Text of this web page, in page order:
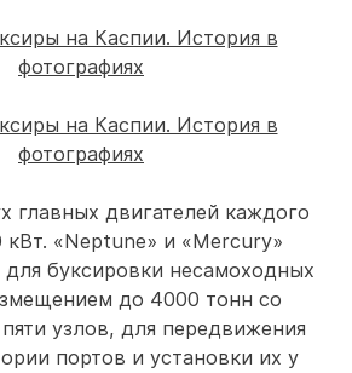
главных двигателей каждого
кВт. «Neptune» и «Mercury»
буксировки несамоходных
до 4000 тонн со
узлов, для передвижения
портов и установки их у